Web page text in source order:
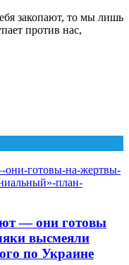
закопают, то мы лишь
против нас,
— они готовы
высмеяли
по Украине